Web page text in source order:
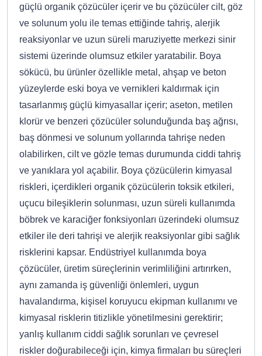
güçlü organik çözücüler içerir ve bu çözücüler cilt, göz
ve solunum yolu ile temas ettiğinde tahriş, alerjik
reaksiyonlar ve uzun süreli maruziyette merkezi sinir
sistemi üzerinde olumsuz etkiler yaratabilir. Boya
sökücü, bu ürünler özellikle metal, ahşap ve beton
yüzeylerde eski boya ve vernikleri kaldırmak için
tasarlanmış güçlü kimyasallar içerir; aseton, metilen
klorür ve benzeri çözücüler solunduğunda baş ağrısı,
baş dönmesi ve solunum yollarında tahrişe neden
olabilirken, cilt ve gözle temas durumunda ciddi tahriş
ve yanıklara yol açabilir. Boya çözücülerin kimyasal
riskleri, içerdikleri organik çözücülerin toksik etkileri,
uçucu bileşiklerin solunması, uzun süreli kullanımda
böbrek ve karaciğer fonksiyonları üzerindeki olumsuz
etkiler ile deri tahrişi ve alerjik reaksiyonlar gibi sağlık
risklerini kapsar. Endüstriyel kullanımda boya
çözücüler, üretim süreçlerinin verimliliğini artırırken,
aynı zamanda iş güvenliği önlemleri, uygun
havalandırma, kişisel koruyucu ekipman kullanımı ve
kimyasal risklerin titizlikle yönetilmesini gerektirir;
yanlış kullanım ciddi sağlık sorunları ve çevresel
riskler doğurabileceği için, kimya firmaları bu süreçleri